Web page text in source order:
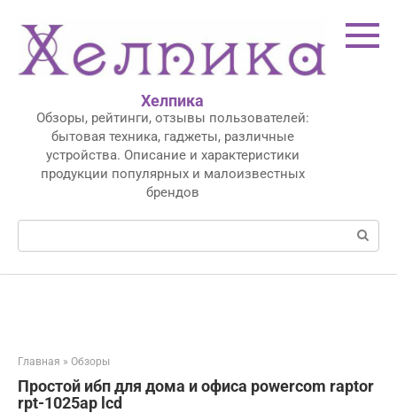
контенту
Хелпика
Обзоры, рейтинги, отзывы пользователей:
бытовая техника, гаджеты, различные
устройства. Описание и характеристики
продукции популярных и малоизвестных
брендов
Поиск:
Главная » Обзоры
Простой ибп для дома и офиса powercom raptor
rpt-1025ap lcd